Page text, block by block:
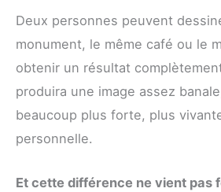
Deux personnes peuvent
monument, le même café ou le
obtenir un résultat
produira une image assez
beaucoup plus forte, plus
personnelle.
Et cette différence ne vient pas